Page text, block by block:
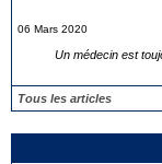
06 Mars 2020
Un médecin est
Tous les articles